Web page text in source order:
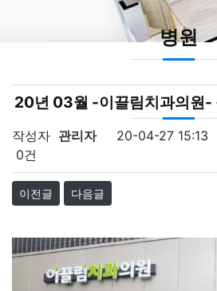
병원
20년 03월 -이끌림치과의원-
작성자 관리자 20-04-27 15:13
0건
이전글 다음글